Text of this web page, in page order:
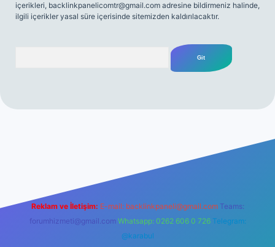
içerikleri, backlinkpanelicomtr@gmail.com adresine bildirmeniz halinde,
ilgili içerikler yasal süre içerisinde sitemizden kaldırılacaktır.
Reklam ve İletişim: E-mail: backlinkpaneli@gmail.com Teams:
forumhizmeti@gmail.com Whatsapp: 0262 606 0 726 Telegram:
@karabul